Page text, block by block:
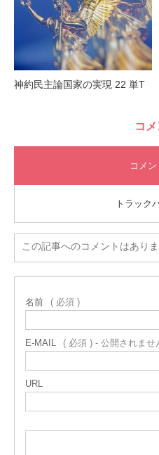
神約民主論国家の実現 22 単T
コメ
コメ
トラック
この記事へのコメントはありま
名前 ( 必須 )
E-MAIL ( 必須 ) - 公開されませ
URL